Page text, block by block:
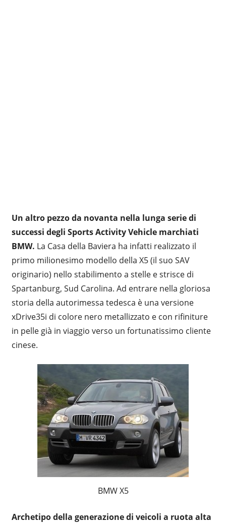
Un altro pezzo da novanta nella lunga serie di
successi degli Sports Activity Vehicle marchiati
BMW. La Casa della Baviera ha infatti realizzato il
primo milionesimo modello della X5 (il suo SAV
originario) nello stabilimento a stelle e strisce di
Spartanburg, Sud Carolina. Ad entrare nella gloriosa
storia della autorimessa tedesca è una versione
xDrive35i di colore nero metallizzato e con rifiniture
in pelle già in viaggio verso un fortunatissimo cliente
cinese.
BMW X5
Archetipo della generazione di veicoli a ruota alta